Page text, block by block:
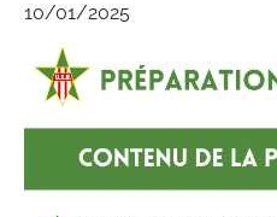
10/01/2025